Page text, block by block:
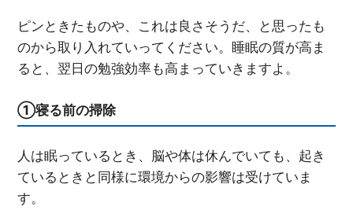
ピンときたものや、これは良さそうだ、と思ったも
のから取り入れていってください。睡眠の質が高ま
ると、翌日の勉強効率も高まっていきますよ。
①寝る前の掃除
人は眠っているとき、脳や体は休んでいても、起き
ているときと同様に環境からの影響は受けていま
す。